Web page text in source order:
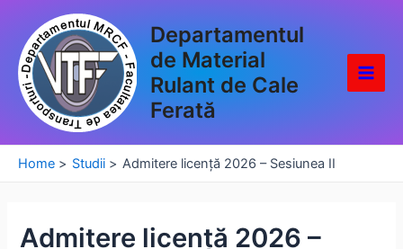
content
Departamentul
de Material
Rulant de Cale
Ferată
Main
Home Studii Admitere licență 2026 – Sesiunea II
Admitere licență 2026 –